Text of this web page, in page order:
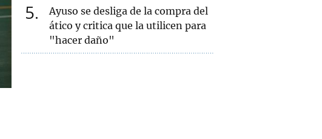
5
Ayuso se desliga de la compra del
ático y critica que la utilicen para
"hacer daño"